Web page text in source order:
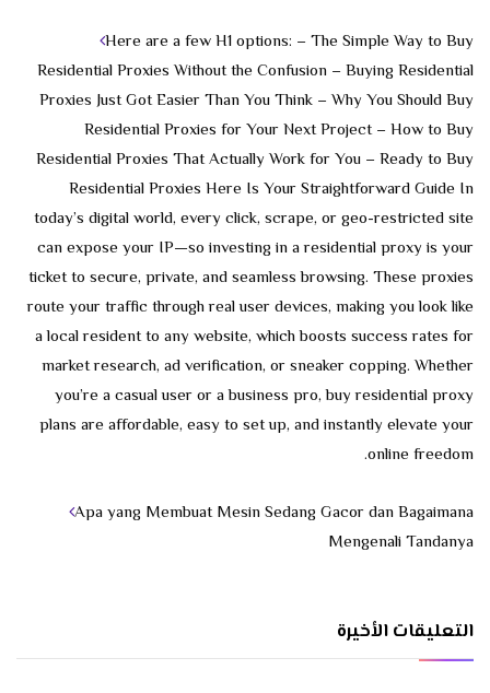
Here are a few H1 options: – The Simple Way to Buy
Residential Proxies Without the Confusion – Buying Residential
Proxies Just Got Easier Than You Think – Why You Should Buy
Residential Proxies for Your Next Project – How to Buy
Residential Proxies That Actually Work for You – Ready to Buy
Residential Proxies Here Is Your Straightforward Guide In
today’s digital world, every click, scrape, or geo-restricted site
can expose your IP—so investing in a residential proxy is your
ticket to secure, private, and seamless browsing. These proxies
route your traffic through real user devices, making you look like
a local resident to any website, which boosts success rates for
market research, ad verification, or sneaker copping. Whether
you’re a casual user or a business pro, buy residential proxy
plans are affordable, easy to set up, and instantly elevate your
online freedom.
Apa yang Membuat Mesin Sedang Gacor dan Bagaimana
Mengenali Tandanya
التعليقات الأخيرة